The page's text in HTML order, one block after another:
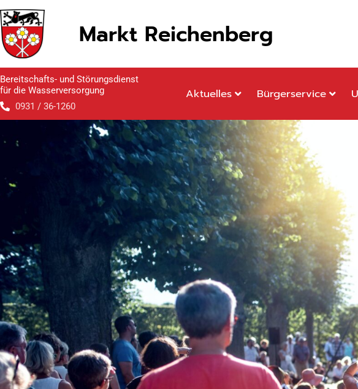
springen
Zum
Inhalt
springen
Markt Reichenberg
Bereitschafts- und Störungsdienst
für die Wasserversorgung
0931 / 36-1260
Aktuelles Bürgerservice